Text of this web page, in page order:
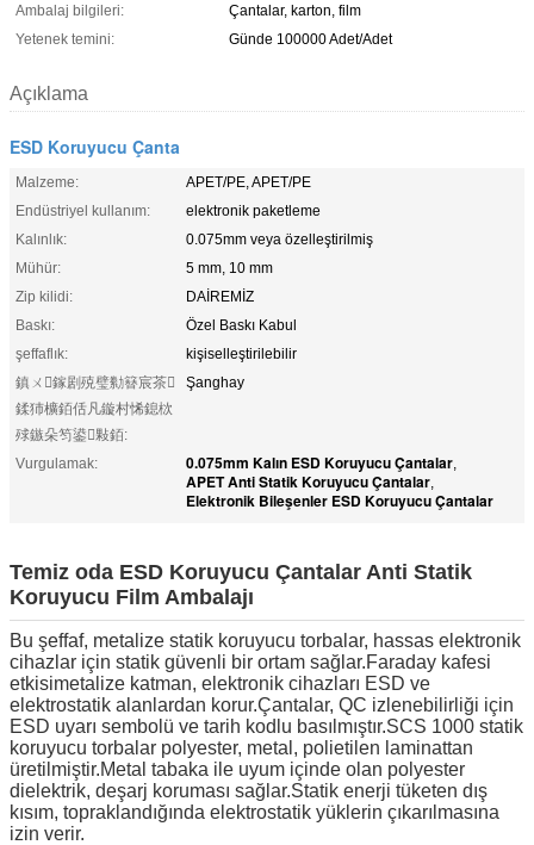
Ambalaj bilgileri:
Çantalar, karton, film
Yetenek temini:
Günde 100000 Adet/Adet
Açıklama
ESD Koruyucu Çanta
Malzeme:
APET/PE, APET/PE
Endüstriyel kullanım:
elektronik paketleme
Kalınlık:
0.075mm veya özelleştirilmiş
Mühür:
5 mm, 10 mm
Zip kilidi:
DAİREMİZ
Baskı:
Özel Baskı Kabul
şeffaflık:
kişiselleştirilebilir
鎮ㄨ鎵剧殑璧勬簮宸茶
鍒犻櫎銆佸凡鏇村悕鎴栨
殏鏃朵笉鍙敤銆:
Şanghay
Vurgulamak: 0.075mm Kalın ESD Koruyucu Çantalar,
APET Anti Statik Koruyucu Çantalar,
Elektronik Bileşenler ESD Koruyucu Çantalar
Temiz oda ESD Koruyucu Çantalar Anti Statik
Koruyucu Film Ambalajı
Bu şeffaf, metalize statik koruyucu torbalar, hassas elektronik
cihazlar için statik güvenli bir ortam sağlar.Faraday kafesi
etkisimetalize katman, elektronik cihazları ESD ve
elektrostatik alanlardan korur.Çantalar, QC izlenebilirliği için
ESD uyarı sembolü ve tarih kodlu basılmıştır.SCS 1000 statik
koruyucu torbalar polyester, metal, polietilen laminattan
üretilmiştir.Metal tabaka ile uyum içinde olan polyester
dielektrik, deşarj koruması sağlar.Statik enerji tüketen dış
kısım, topraklandığında elektrostatik yüklerin çıkarılmasına
izin verir.